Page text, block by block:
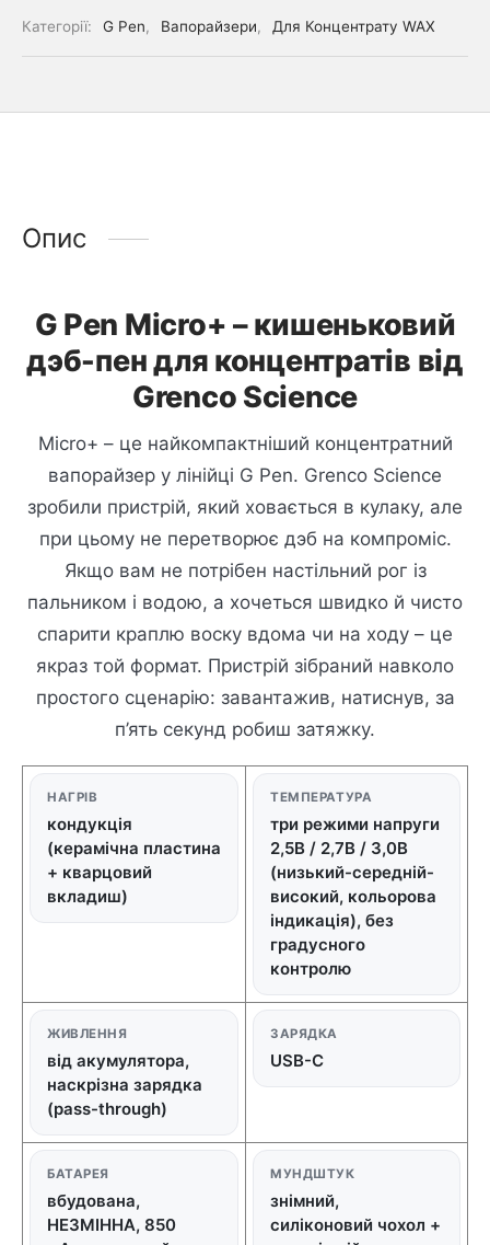
Категорії: G Pen, Вапорайзери, Для Концентрату WAX
Опис
G Pen Micro+ – кишеньковий
дэб-пен для концентратів від
Grenco Science
Micro+ – це найкомпактніший концентратний
вапорайзер у лінійці G Pen. Grenco Science
зробили пристрій, який ховається в кулаку, але
при цьому не перетворює дэб на компроміс.
Якщо вам не потрібен настільний рог із
пальником і водою, а хочеться швидко й чисто
спарити краплю воску вдома чи на ходу – це
якраз той формат. Пристрій зібраний навколо
простого сценарію: завантажив, натиснув, за
п’ять секунд робиш затяжку.
НАГРІВ
кондукція
(керамічна пластина
+ кварцовий
вкладиш)
ТЕМПЕРАТУРА
три режими напруги
2,5В / 2,7В / 3,0В
(низький-середній-
високий, кольорова
індикація), без
градусного
контролю
ЖИВЛЕННЯ
від акумулятора,
наскрізна зарядка
(pass-through)
ЗАРЯДКА
USB-C
БАТАРЕЯ
вбудована,
НЕЗМІННА, 850
МУНДШТУК
знімний,
силіконовий чохол +